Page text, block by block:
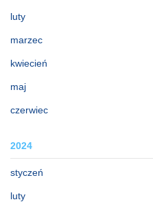
luty
marzec
kwiecień
maj
czerwiec
2024
styczeń
luty